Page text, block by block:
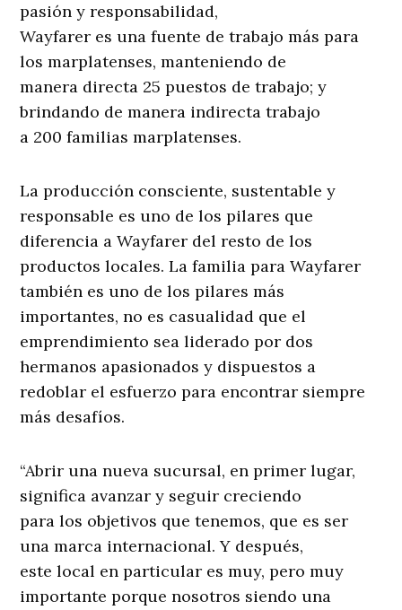
pasión y responsabilidad,
Wayfarer es una fuente de trabajo más para
los marplatenses, manteniendo de
manera directa 25 puestos de trabajo; y
brindando de manera indirecta trabajo
a 200 familias marplatenses.
La producción consciente, sustentable y
responsable es uno de los pilares que
diferencia a Wayfarer del resto de los
productos locales. La familia para Wayfarer
también es uno de los pilares más
importantes, no es casualidad que el
emprendimiento sea liderado por dos
hermanos apasionados y dispuestos a
redoblar el esfuerzo para encontrar siempre
más desafíos.
“Abrir una nueva sucursal, en primer lugar,
significa avanzar y seguir creciendo
para los objetivos que tenemos, que es ser
una marca internacional. Y después,
este local en particular es muy, pero muy
importante porque nosotros siendo una